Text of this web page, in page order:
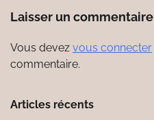
Laisser un commentaire
Vous devez vous connecter
commentaire.
Articles récents